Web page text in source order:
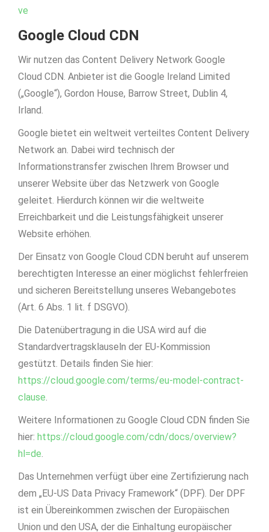
ve
Google Cloud CDN
Wir nutzen das Content Delivery Network Google
Cloud CDN. Anbieter ist die Google Ireland Limited
(„Google“), Gordon House, Barrow Street, Dublin 4,
Irland.
Google bietet ein weltweit verteiltes Content Delivery
Network an. Dabei wird technisch der
Informationstransfer zwischen Ihrem Browser und
unserer Website über das Netzwerk von Google
geleitet. Hierdurch können wir die weltweite
Erreichbarkeit und die Leistungsfähigkeit unserer
Website erhöhen.
Der Einsatz von Google Cloud CDN beruht auf unserem
berechtigten Interesse an einer möglichst fehlerfreien
und sicheren Bereitstellung unseres Webangebotes
(Art. 6 Abs. 1 lit. f DSGVO).
Die Datenübertragung in die USA wird auf die
Standardvertragsklauseln der EU-Kommission
gestützt. Details finden Sie hier:
https://cloud.google.com/terms/eu-model-contract-
clause.
Weitere Informationen zu Google Cloud CDN finden Sie
hier: https://cloud.google.com/cdn/docs/overview?
hl=de.
Das Unternehmen verfügt über eine Zertifizierung nach
dem „EU-US Data Privacy Framework“ (DPF). Der DPF
ist ein Übereinkommen zwischen der Europäischen
Union und den USA, der die Einhaltung europäischer